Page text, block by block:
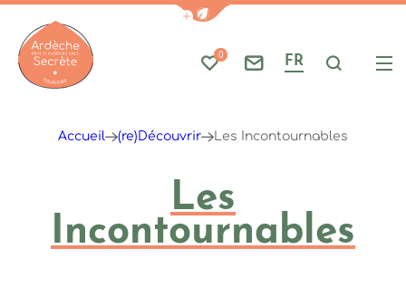
Afficher la barre de
Mes favoris
0
Nous contacter
FR Je
Accueil (re)Découvrir Les Incontournables
Les
Incontournables